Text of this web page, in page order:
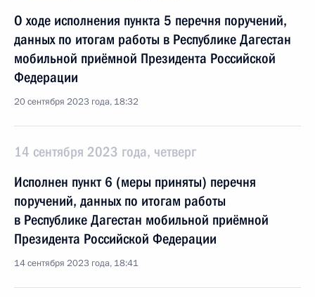
О ходе исполнения пункта 5 перечня поручений,
данных по итогам работы в Республике Дагестан
мобильной приёмной Президента Российской
Федерации
20 сентября 2023 года, 18:32
14 сентября 2023 года, четверг
Исполнен пункт 6 (меры приняты) перечня
поручений, данных по итогам работы
в Республике Дагестан мобильной приёмной
Президента Российской Федерации
14 сентября 2023 года, 18:41